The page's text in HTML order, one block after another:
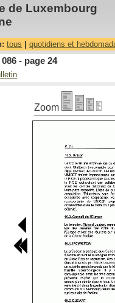
de Luxembourg
tous quotidiens et
- page 24
Zoom